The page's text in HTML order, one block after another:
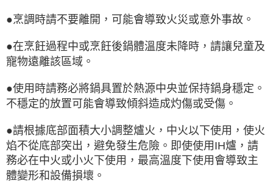
●烹調時請不要離開，可能會導致火災或意外事故。
●在烹飪過程中或烹飪後鍋體溫度未降時，請讓兒童及
寵物遠離該區域。
●使用時請務必將鍋具置於熱源中央並保持鍋身穩定。
不穩定的放置可能會導致傾斜造成灼傷或受傷。
●請根據底部面積大小調整爐火，中火以下使用，使火
焰不從底部突出，避免發生危險。即使使用IH爐，請
務必在中火或小火下使用，最高溫度下使用會導致主
體變形和設備損壞。